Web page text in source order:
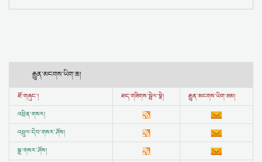
རྒྱུན་མངགས་ཡིག་ཆ།
ཐོ་གཞུང་། ཐད་གཟིགས་སྦྲེལ་སྣེ།
རྒྱུན་མངགས་ཡིག་ཟམ།
འཕྲིན་གསར།
འཕྲུལ་དེབ་གསར་ཤོས།
སྒྲ་གསར་ཤོས།